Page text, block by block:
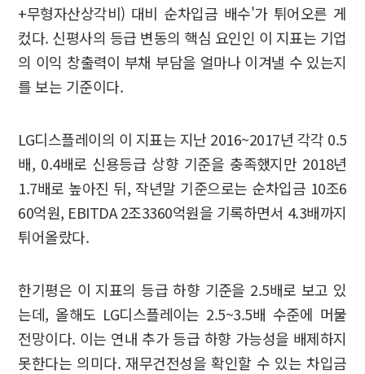
+무형자산상각비) 대비 순차입금 배수'가 튀어오른 게
컸다. 신평사의 등급 변동의 핵심 요인인 이 지표는 기업
의 이익 창출력이 부채 부담을 얼마나 이겨낼 수 있는지
를 보는 기준이다.
LG디스플레이의 이 지표는 지난 2016~2017년 각각 0.5
배, 0.4배로 신용등급 상향 기준을 충족했지만 2018년
1.7배로 높아진 뒤, 작년말 기준으로는 순차입금 10조6
60억원, EBITDA 2조3360억원을 기록하면서 4.3배까지
튀어올랐다.
한기평은 이 지표의 등급 하향 기준을 2.5배로 보고 있
는데, 올해도 LG디스플레이는 2.5~3.5배 수준에 머물
전망이다. 이는 연내 추가 등급 하향 가능성을 배제하지
못한다는 의미다. 재무건전성을 확인할 수 있는 차입금